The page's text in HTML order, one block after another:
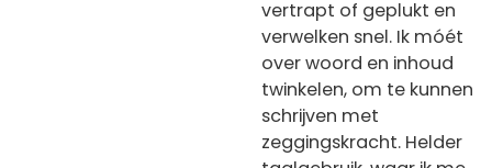
vertrapt of geplukt en
verwelken snel. Ik móét
over woord en inhoud
twinkelen, om te kunnen
schrijven met
zeggingskracht. Helder